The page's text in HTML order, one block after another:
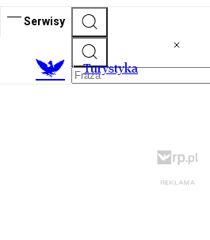
Serwisy
Turystyka